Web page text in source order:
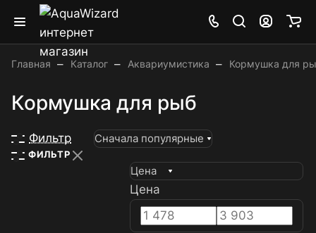
Главная – Каталог – Аквариумистика – Кормушка для
Кормушка для рыб
Фильтр Сначала популярные
ФИЛЬТР
Цена
Цена